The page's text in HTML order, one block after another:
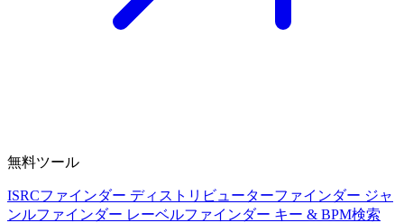
無料ツール
ISRCファインダー ディストリビューターファインダー ジャ
ンルファインダー レーベルファインダー キー & BPM検索